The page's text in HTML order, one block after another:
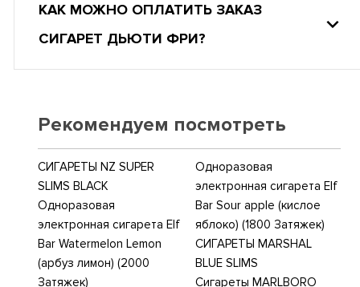
КАК МОЖНО ОПЛАТИТЬ ЗАКАЗ
СИГАРЕТ ДЬЮТИ ФРИ?
Рекомендуем посмотреть
СИГАРЕТЫ NZ SUPER
SLIMS BLACK
Одноразовая
электронная сигарета Elf
Bar Watermelon Lemon
(арбуз лимон) (2000
Затяжек)
Одноразовая
электронная сигарета Elf
Bar Sour apple (кислое
яблоко) (1800 Затяжек)
СИГАРЕТЫ MARSHAL
BLUE SLIMS
Сигареты MARLBORO